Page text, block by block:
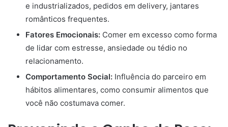
e industrializados, pedidos em delivery, jantares
românticos frequentes.
Fatores Emocionais: Comer em excesso como forma
de lidar com estresse, ansiedade ou tédio no
relacionamento.
Comportamento Social: Influência do parceiro em
hábitos alimentares, como consumir alimentos que
você não costumava comer.